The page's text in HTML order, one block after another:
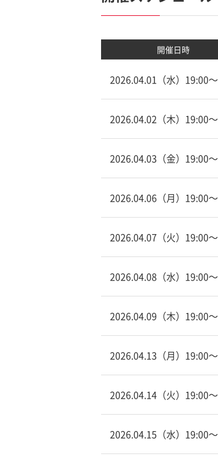
開催日時
2026.04.01（水）19:00〜
2026.04.02（木）19:00〜
2026.04.03（金）19:00〜
2026.04.06（月）19:00〜
2026.04.07（火）19:00〜
2026.04.08（水）19:00〜
2026.04.09（木）19:00〜
2026.04.13（月）19:00〜
2026.04.14（火）19:00〜
2026.04.15（水）19:00〜